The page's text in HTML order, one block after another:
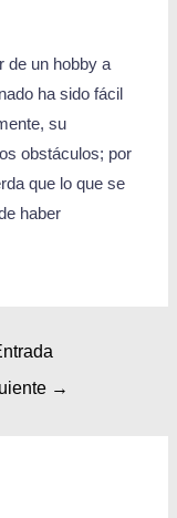
de un hobby a
ha sido fácil
su
obstáculos; por
que lo que se
haber
→